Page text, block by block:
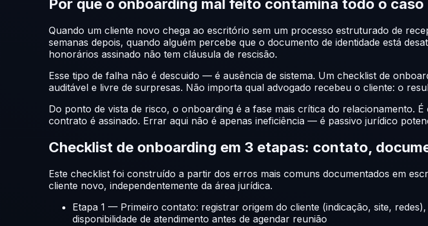
Por que o onboarding mal feito contamina todo o caso
Quando um cliente novo chega ao escritório sem um processo estruturado de
semanas depois, quando alguém percebe que o documento de identidade está
honorários assinado não tem cláusula de rescisão.
Esse tipo de falha não é descuido — é ausência de sistema. Um checklist de
auditável e livre de surpresas. Não importa qual advogado recebeu o cliente: o
Do ponto de vista de risco, o onboarding é a fase mais crítica do relacionamento.
contrato é assinado. Errar aqui não é apenas ineficiência — é passivo jurídico
Checklist de onboarding em 3 etapas: contato,
Este checklist foi construído a partir dos erros mais comuns documentados em
cliente novo, independentemente da área jurídica.
Etapa 1 — Primeiro contato: registrar origem do cliente (indicação, site,
disponibilidade de atendimento antes de agendar reunião